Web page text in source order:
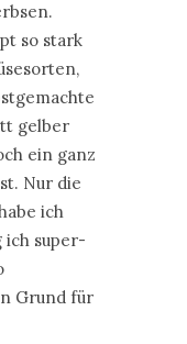
so stark
gelber
ein ganz
Nur die
ich
ich super-
Grund für